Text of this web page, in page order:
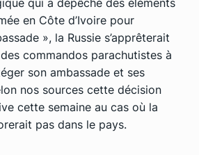
en Côte d’Ivoire pour
», la Russie s’apprêterait
commandos parachutistes à
son ambassade et ses
nos sources cette décision
cette semaine au cas où la
pas dans le pays.